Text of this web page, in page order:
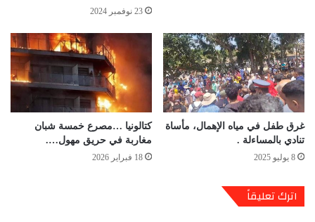
23 نوفمبر 2024
غرق طفل في مياه الإهمال، مأساة
تنادي بالمساءلة .
8 يوليو 2025
كتالونيا …مصرع خمسة شبان
مغاربة في حريق مهول….
18 فبراير 2026
اترك تعليقاً